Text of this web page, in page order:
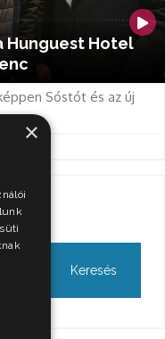
Hunguest Hotel
Sóstót és az új
×